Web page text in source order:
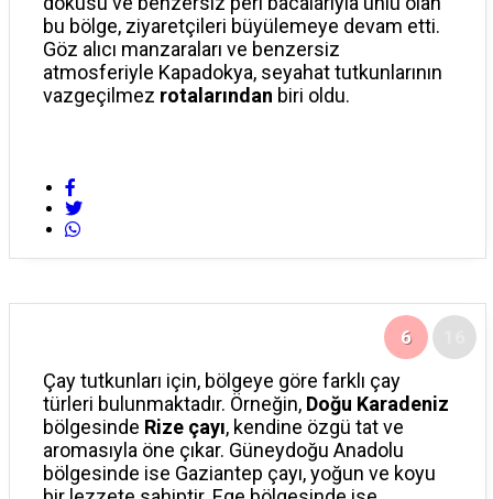
bu bölge, ziyaretçileri büyülemeye devam etti.
Göz alıcı manzaraları ve benzersiz
atmosferiyle Kapadokya, seyahat tutkunlarının
vazgeçilmez rotalarından biri oldu.
6
Çay tutkunları için, bölgeye göre farklı çay
türleri bulunmaktadır. Örneğin, Doğu Karadeniz
bölgesinde Rize çayı, kendine özgü tat ve
aromasıyla öne çıkar. Güneydoğu Anadolu
bölgesinde ise Gaziantep çayı, yoğun ve koyu